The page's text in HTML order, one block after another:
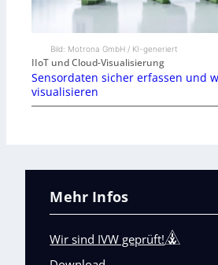
Bild: Motrona GmbH / KI-generiert
IIoT und Cloud-Visualisierung
Sensordaten sicher erfassen und
visualisieren
Mehr Infos
Wir sind IVW geprüft!